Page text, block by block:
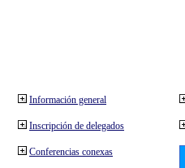
Información general
Inscripción de delegados
Conferencias conexas